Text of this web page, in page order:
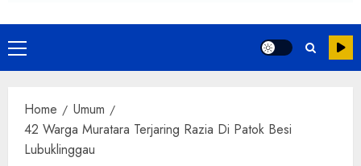
Primary
Menu
Home
Umum
42 Warga Muratara Terjaring Razia Di Patok Besi
Lubuklinggau